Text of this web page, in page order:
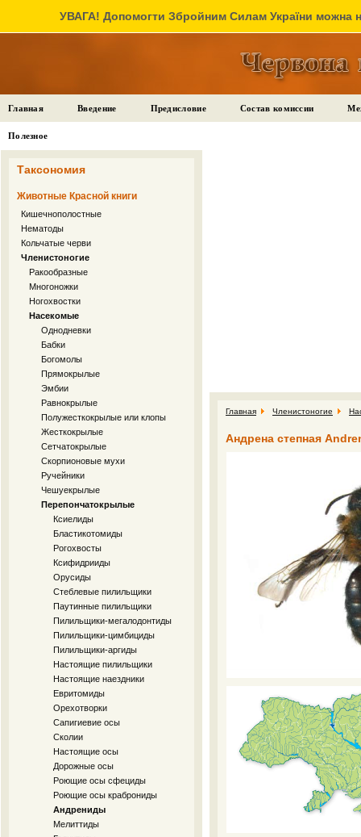
УВАГА! Допомогти Збройним Силам України можна
Главная Введение Предисловие Состав комиссии
Полезное
Таксономия
Животные Красной книги
Кишечнополостные
Нематоды
Кольчатые черви
Членистоногие
Ракообразные
Многоножки
Ногохвостки
Насекомые
Однодневки
Бабки
Богомолы
Прямокрылые
Эмбии
Равнокрылые
Полужесткокрылые или клопы
Жесткокрылые
Сетчатокрылые
Скорпионовые мухи
Ручейники
Чешуекрылые
Перепончатокрылые
Ксиелиды
Бластикотомиды
Рогохвосты
Ксифидрииды
Орусиды
Стеблевые пилильщики
Паутинные пилильщики
Пилильщики-мегалодонтиды
Пилильщики-цимбициды
Пилильщики-аргиды
Настоящие пилильщики
Настоящие наездники
Евритомиды
Орехотворки
Сапигиевие осы
Сколии
Настоящие осы
Дорожные осы
Роющие осы сфециды
Роющие осы краброниды
Андрениды
Мелиттиды
Главная Членистоногие
Андрена степная